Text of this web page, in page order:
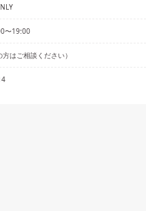
〜19:00
はご相談ください）